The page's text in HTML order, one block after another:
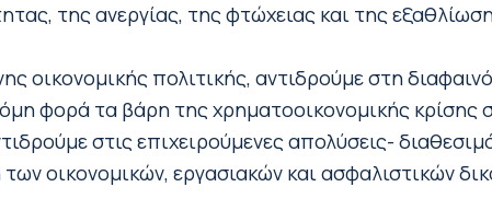
της ανεργίας, της φτώχειας και της
οικονομικής πολιτικής, αντιδρούμε στη
φορά τα βάρη της χρηματοοικονομικής κρίσης
στις επιχειρούμενες απολύσεις-
οικονομικών, εργασιακών και ασφαλιστικών